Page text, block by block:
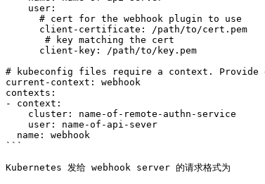
# kubeconfig files require a context. Provide
current-context: webhook
contexts:
- context:
```
Kubernetes 发给 webhook server 的请求格式为